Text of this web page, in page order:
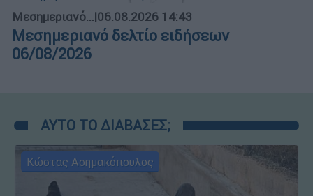
Μεσημεριανό...|06.08.2026 14:43
Μεσημεριανό δελτίο ειδήσεων
06/08/2026
ΑΥΤΟ ΤΟ ΔΙΑΒΑΣΕΣ;
Κώστας Ασημακόπουλος